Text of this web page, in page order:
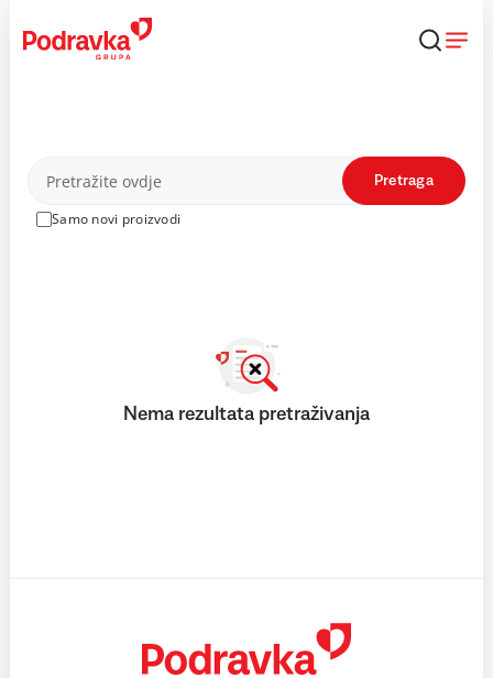
content
Proizvodi
Samo novi proizvodi
Pretraga
Nema rezultata pretraživanja